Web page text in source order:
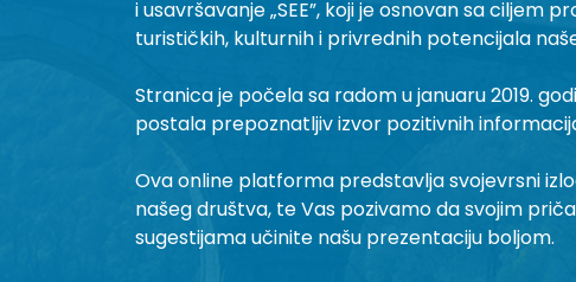
i usavršavanje „SEE”, koji je osnovan sa ciljem
turističkih, kulturnih i privrednih potencijala
Stranica je počela sa radom u januaru 2019.
postala prepoznatljiv izvor pozitivnih
Ova online platforma predstavlja svojevrsni
našeg društva, te Vas pozivamo da svojim
sugestijama učinite našu prezentaciju boljom.